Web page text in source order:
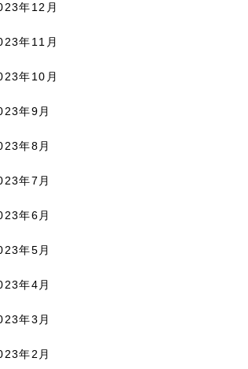
年12月
年11月
年10月
年9月
年8月
年7月
年6月
年5月
年4月
年3月
年2月